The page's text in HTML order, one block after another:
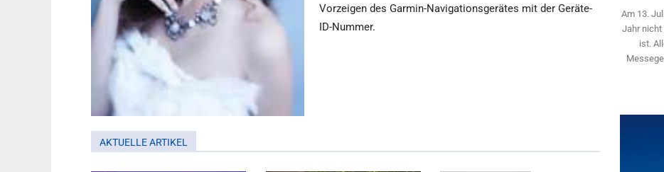
Vorzeigen des Garmin-Navigationsgerätes mit der Geräte-
ID-Nummer.
AKTUELLE ARTIKEL
Am 13.
Jahr nicht
ist.